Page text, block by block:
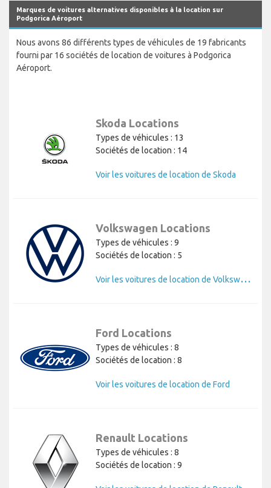
Marques de voitures alternatives disponibles à la location sur
Podgorica Aéroport
Nous avons 86 différents types de véhicules de 19 fabricants
fourni par 16 sociétés de location de voitures à Podgorica
Aéroport.
Skoda Locations
Types de véhicules : 13
Sociétés de location : 14
Voir les voitures de location de Skoda
Volkswagen Locations
Types de véhicules : 9
Sociétés de location : 5
V
oir les voitures de location de Volkswagen
Ford Locations
Types de véhicules : 8
Sociétés de location : 8
Voir les voitures de location de Ford
Renault Locations
Types de véhicules : 8
Sociétés de location : 9